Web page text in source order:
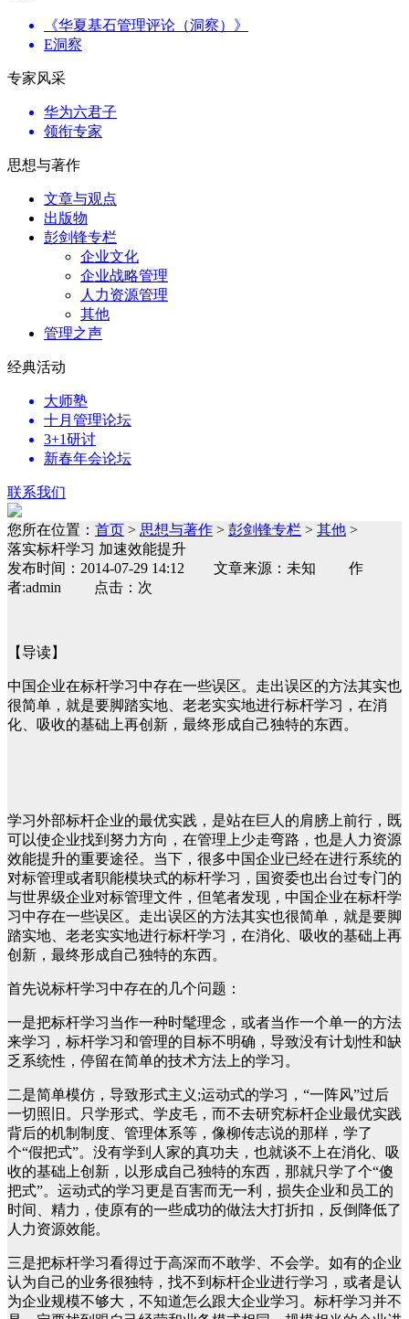
《华夏基石管理评论（洞察）》
E洞察
专家风采
华为六君子
领衔专家
思想与著作
文章与观点
出版物
彭剑锋专栏
企业文化
企业战略管理
人力资源管理
其他
管理之声
经典活动
大师塾
十月管理论坛
3+1研讨
新春年会论坛
联系我们
您所在位置： 首页 > 思想与著作 > 彭剑锋专栏 > 其他 >
落实标杆学习 加速效能提升
发布时间：2014-07-29 14:12 文章来源：未知 作
者:admin 点击：次
【导读】
中国企业在标杆学习中存在一些误区。走出误区的方法其实也
很简单，就是要脚踏实地、老老实实地进行标杆学习，在消
化、吸收的基础上再创新，最终形成自己独特的东西。
学习外部标杆企业的最优实践，是站在巨人的肩膀上前行，既
可以使企业找到努力方向，在管理上少走弯路，也是人力资源
效能提升的重要途径。当下，很多中国企业已经在进行系统的
对标管理或者职能模块式的标杆学习，国资委也出台过专门的
与世界级企业对标管理文件，但笔者发现，中国企业在标杆学
习中存在一些误区。走出误区的方法其实也很简单，就是要脚
踏实地、老老实实地进行标杆学习，在消化、吸收的基础上再
创新，最终形成自己独特的东西。
首先说标杆学习中存在的几个问题：
一是把标杆学习当作一种时髦理念，或者当作一个单一的方法
来学习，标杆学习和管理的目标不明确，导致没有计划性和缺
乏系统性，停留在简单的技术方法上的学习。
二是简单模仿，导致形式主义;运动式的学习，“一阵风”过后
一切照旧。只学形式、学皮毛，而不去研究标杆企业最优实践
背后的机制制度、管理体系等，像柳传志说的那样，学了
个“假把式”。没有学到人家的真功夫，也就谈不上在消化、吸
收的基础上创新，以形成自己独特的东西，那就只学了个“傻
把式”。运动式的学习更是百害而无一利，损失企业和员工的
时间、精力，使原有的一些成功的做法大打折扣，反倒降低了
人力资源效能。
三是把标杆学习看得过于高深而不敢学、不会学。如有的企业
认为自己的业务很独特，找不到标杆企业进行学习，或者是认
为企业规模不够大，不知道怎么跟大企业学习。标杆学习并不